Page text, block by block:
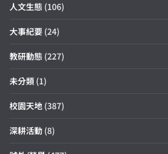
人文生態 (106)
大事紀要 (24)
教研動態 (227)
未分類 (1)
校園天地 (387)
深耕活動 (8)